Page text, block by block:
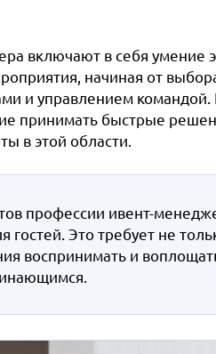
включают в себя умение
начиная от
и управлением командой.
принимать быстрые
в этой области.
профессии ивент-
гостей. Это требует не
воспринимать и